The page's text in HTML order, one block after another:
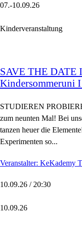
07.-10.09.26
Kinderveranstaltung
SAVE THE DATE
Kindersommeruni
STUDIEREN
zum neunten Mal! Bei
tanzen heuer die
Experimenten so...
Veranstalter: KeKademy
10.09.26 / 20:30
10.09.26